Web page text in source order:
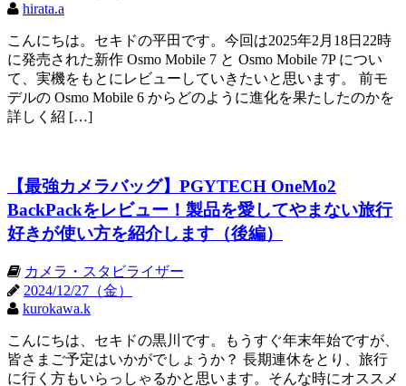
hirata.a
こんにちは。セキドの平田です。今回は2025年2月18日22時
に発売された新作 Osmo Mobile 7 と Osmo Mobile 7P につい
て、実機をもとにレビューしていきたいと思います。 前モ
デルの Osmo Mobile 6 からどのように進化を果たしたのかを
詳しく紹 […]
【最強カメラバッグ】PGYTECH OneMo2
BackPackをレビュー！製品を愛してやまない旅行
好きが使い方を紹介します（後編）
カメラ・スタビライザー
2024/12/27（金）
kurokawa.k
こんにちは、セキドの黒川です。もうすぐ年末年始ですが、
皆さまご予定はいかがでしょうか？ 長期連休をとり、旅行
に行く方もいらっしゃるかと思います。そんな時にオススメ